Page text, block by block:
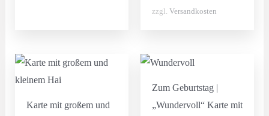
zzgl.Versandkosten
Karte mit großem und
Zum Geburtstag |
„Wundervoll“ Karte mit